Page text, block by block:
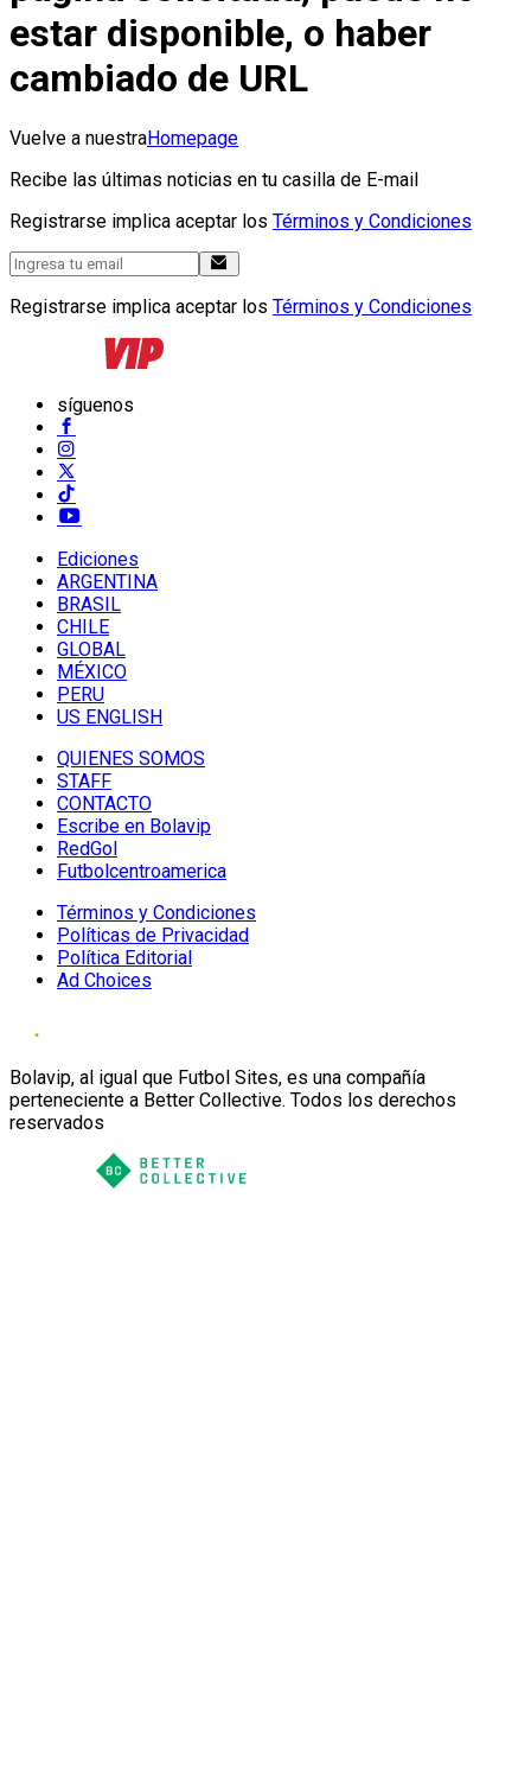
estar disponible, o haber
cambiado de URL
Vuelve a nuestraHomepage
Recibe las últimas noticias en tu casilla de E-mail
Registrarse implica aceptar los Términos y Condiciones
Registrarse implica aceptar los Términos y Condiciones
síguenos
Ediciones
ARGENTINA
BRASIL
CHILE
GLOBAL
MÉXICO
PERU
US ENGLISH
QUIENES SOMOS
STAFF
CONTACTO
Escribe en Bolavip
RedGol
Futbolcentroamerica
Términos y Condiciones
Políticas de Privacidad
Política Editorial
Ad Choices
Bolavip, al igual que Futbol Sites, es una compañía
perteneciente a Better Collective. Todos los derechos
reservados